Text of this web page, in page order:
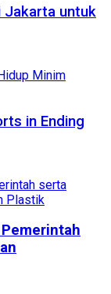
Jakarta untuk
in Ending